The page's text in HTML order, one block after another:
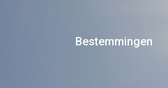
Bestemmingen